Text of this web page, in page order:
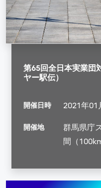
第65回全日本実業団
ヤー駅伝）
開催日時 2021年01
開催地
群馬県庁
間（